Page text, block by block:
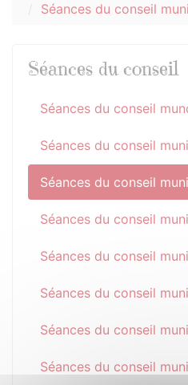
Séances du conseil
Séances du conseil
Séances du conseil
Séances du conseil
Séances du conseil
Séances du conseil
Séances du conseil
Séances du conseil
Séances du conseil
Séances du conseil